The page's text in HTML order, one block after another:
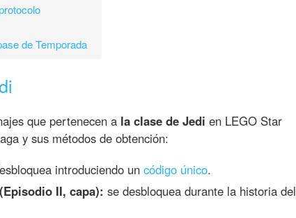
de Temporada
que pertenecen a la clase de Jedi en LEGO Star
y sus métodos de obtención:
introduciendo un código único.
II, capa): se desbloquea durante la historia del